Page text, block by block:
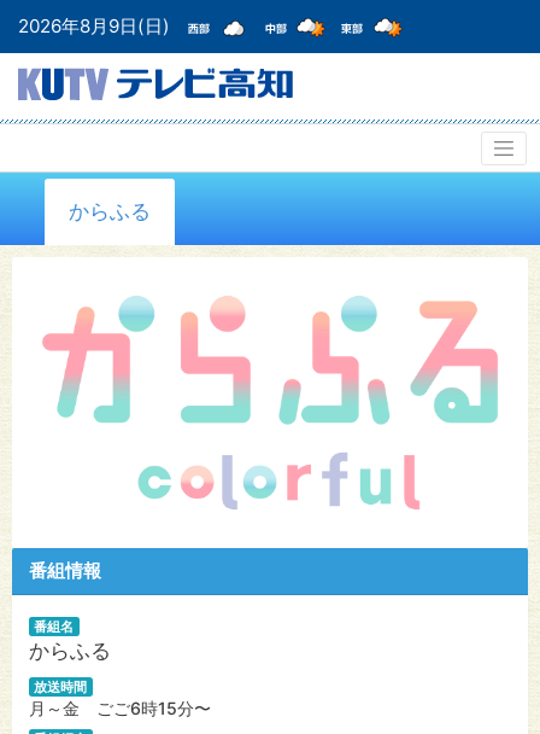
2026年8月9日(日)
からふる
番組情報
番組名
からふる
放送時間
月～金 ごご6時15分〜